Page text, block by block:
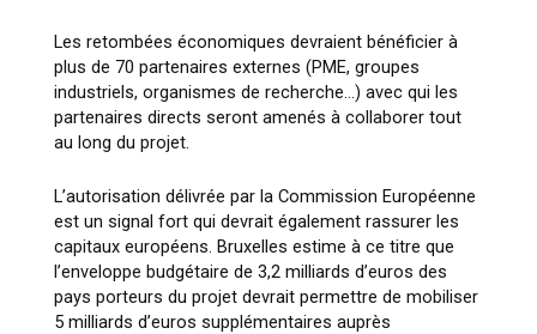
Les retombées économiques devraient bénéficier à
plus de 70 partenaires externes (PME, groupes
industriels, organismes de recherche…) avec qui les
partenaires directs seront amenés à collaborer tout
au long du projet.
L’autorisation délivrée par la Commission Européenne
est un signal fort qui devrait également rassurer les
capitaux européens. Bruxelles estime à ce titre que
l’enveloppe budgétaire de 3,2 milliards d’euros des
pays porteurs du projet devrait permettre de mobiliser
5 milliards d’euros supplémentaires auprès